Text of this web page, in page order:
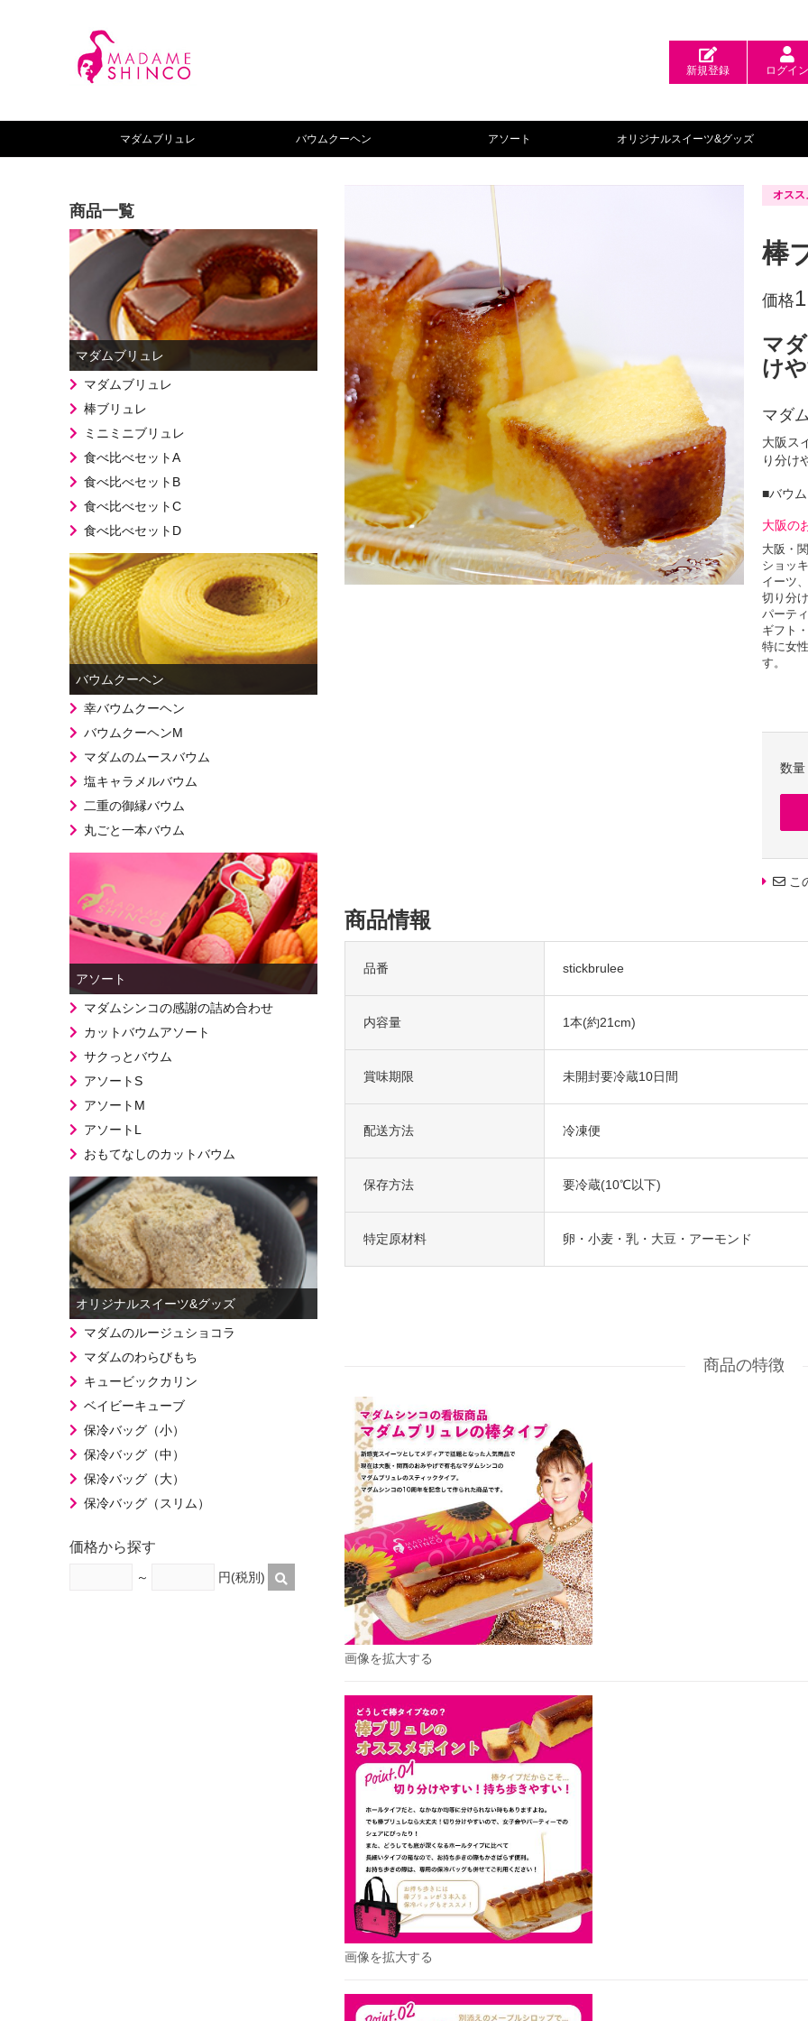
新規登録 ログイン
マダムブリュレ バウムクーヘン アソート オリジナルスイーツ&グッズ
オスス
棒
価格
マ
け
マダ
大阪ス
り分け
■バウ
大阪の
大阪・
ショッ
イーツ
切り分
パーテ
ギフト
特に女
す。
手作り
フラン
別添え
カラメ
わ食感
憧れの
もちろ
また、
メッセ
数量
こ
商品情報
品番 stickbrulee
内容量 1本(約21cm)
賞味期限 未開封要冷蔵10日間
配送方法 冷凍便
保存方法 要冷蔵(10℃以下)
特定原材料 卵・小麦・乳・大豆・アーモンド
商品の特徴
画像を拡大する
画像を拡大する
商品一覧
マダムブリュレ
マダムブリュレ
棒ブリュレ
ミニミニブリュレ
食べ比べセットA
食べ比べセットB
食べ比べセットC
食べ比べセットD
バウムクーヘン
幸バウムクーヘン
バウムクーヘンM
マダムのムースバウム
塩キャラメルバウム
二重の御縁バウム
丸ごと一本バウム
アソート
マダムシンコの感謝の詰め合わせ
カットバウムアソート
サクっとバウム
アソートS
アソートM
アソートL
おもてなしのカットバウム
オリジナルスイーツ&グッズ
マダムのルージュショコラ
マダムのわらびもち
キュービックカリン
ベイビーキューブ
保冷バッグ（小）
保冷バッグ（中）
保冷バッグ（大）
保冷バッグ（スリム）
価格から探す
～ 円(税別)